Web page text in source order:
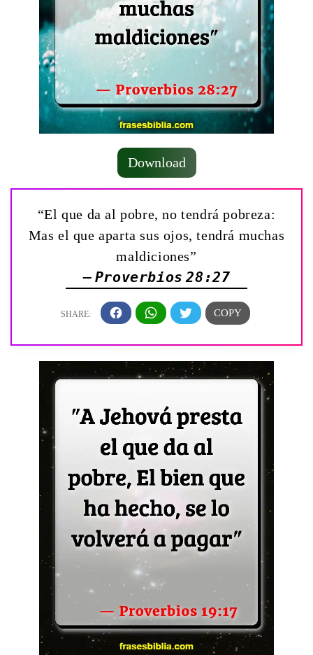
Download
“El que da al pobre, no tendrá pobreza:
Mas el que aparta sus ojos, tendrá muchas
maldiciones”
— Proverbios 28:27